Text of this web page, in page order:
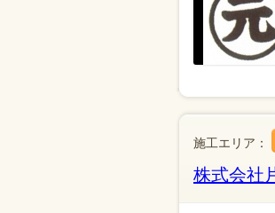
施工エリア：
株式会社